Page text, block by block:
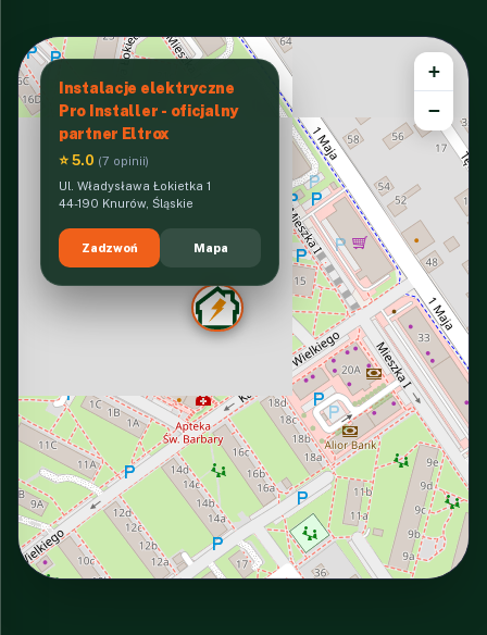
Instalacje elektryczne
Pro Installer - oficjalny
partner Eltrox
⭐ 5.0 (7 opinii)
Ul. Władysława Łokietka 1
44-190 Knurów, Śląskie
Zadzwoń Mapa
+
−
INTERACTIVE VIEW